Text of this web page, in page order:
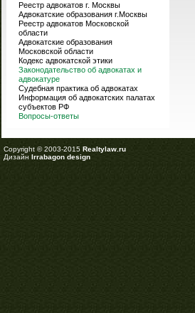
Реестр адвокатов г. Москвы
Адвокатские образования г.Москвы
Реестр адвокатов Московской
области
Адвокатские образования
Московской области
Кодекс адвокатской этики
Законодательство об адвокатах и
адвокатуре
Судебная практика об адвокатах
Информация об адвокатских палатах
субъектов РФ
Вопросы-ответы
Copyright © 2003-2015 Realtylaw.ru
Дизайн Irrabagon design